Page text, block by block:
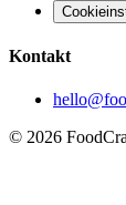
Kontakt
© 2026